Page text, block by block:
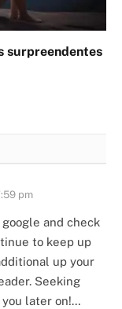
surpreendentes
pm
and check
to keep up
up your
Seeking
later on!…